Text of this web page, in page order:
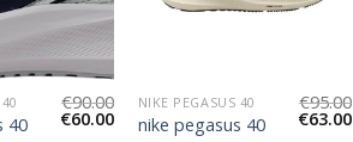
40
€90.00
€60.00
NIKE PEGASUS 40
nike pegasus 40
€95.00
€63.00